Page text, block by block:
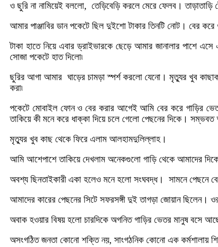
ও ছুরি না নামিয়েই বললো, তেড়িবেড়ি করলে মেরে ফেলব। তাড়াতাড়ি
আমার পাঞ্জাবির ডান পকেটে ছিল দুইশো টাকার তিনটি নোট। বের
টাকা হাতে নিয়ে এবার ড্রাইভারকে ছেড়ে আমার জানালার পাশে
সোজা পকেটে হাত দিলো৷
ছুরির আগা আমার ঘাড়ের চামড়া স্পর্শ করলো যেনো। মৃত্যুর খুব
করা৷
পকেটে মোবাইল ফোন ও বের করার আগেই আমি বের করে গাড়ির
তাকিয়ে কী মনে করে ধাক্কা দিয়ে চলে গেলো পেছনের দিকে। সম্ভবত
মৃত্যুর খুব কাছ থেকে ফিরে এলাম আলহামদুলিল্লাহ।
আমি আশেপাশে তাকিয়ে দেখলাম অনেকগুলো গাড়ি থেকে আমাদের
অবশ্য ছিনতাইকারী একা হলেও মনে হলো সংঘবদ্ধ। সামনে পেছনে
আমাদের কারের পেছনের সিটে সফরসঙ্গী দুই তাগড়া জোয়ান ছিলেন।
অবাক হওয়ার বিষয় হলো চারদিকে অগনিত গাড়ির ভেতর মানুষ
অসংগঠিত জনতা কোনো শক্তি নয়, সাংগঠনিক কোনো এক কর্মশালায়